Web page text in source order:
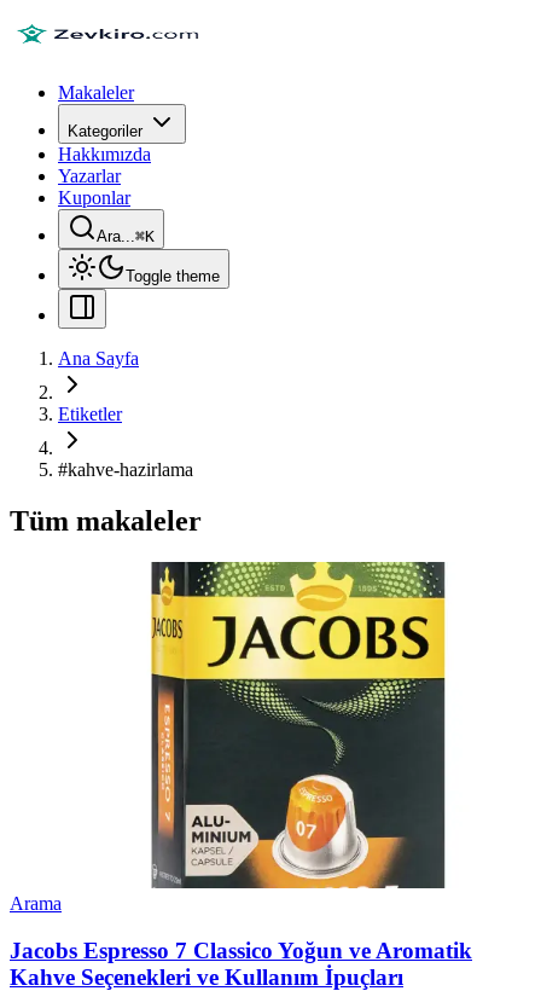
Makaleler
Kategoriler
Hakkımızda
Yazarlar
Kuponlar
Ara...⌘K
Toggle theme
Ana Sayfa
Etiketler
#kahve-hazirlama
Tüm makaleler
Arama
Jacobs Espresso 7 Classico Yoğun ve Aromatik
Kahve Seçenekleri ve Kullanım İpuçları